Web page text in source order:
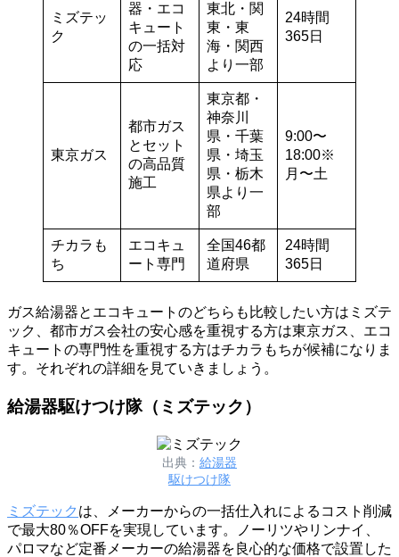
ミズテッ
ク
器・エコ
キュート
の一括対
応
東北・関
東・東
海・関西
より一部
24時間
365日
東京ガス
都市ガス
とセット
の高品質
施工
東京都・
神奈川
県・千葉
県・埼玉
県・栃木
県より一
部
9:00〜
18:00※
月〜土
チカラも
ち
エコキュ
ート専門
全国46都
道府県
24時間
365日
ガス給湯器とエコキュートのどちらも比較したい方はミズテ
ック、都市ガス会社の安心感を重視する方は東京ガス、エコ
キュートの専門性を重視する方はチカラもちが候補になりま
す。それぞれの詳細を見ていきましょう。
給湯器駆けつけ隊（ミズテック）
出典： 給湯器
駆けつけ隊
ミズテック は、メーカーからの一括仕入れによるコスト削減
で最大80％OFFを実現しています。ノーリツやリンナイ、
パロマなど定番メーカーの給湯器を良心的な価格で設置した